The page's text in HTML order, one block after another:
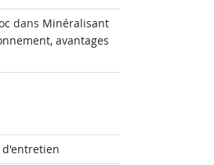
dans Minéralisant
avantages